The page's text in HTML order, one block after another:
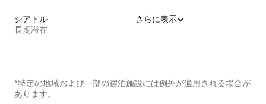
シアトル
長期滞在
さらに表示
*特定の地域および一部の宿泊施設には例外が適用される場合が
あります。